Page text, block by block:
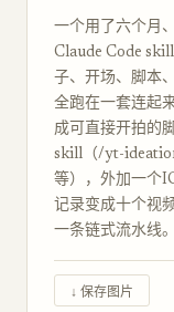
一个用了六个月
Claude Code
子、开场、脚本
全跑在一套连起
成可直接开拍的
skill（/yt-
等），外加一个
记录变成十个视
一条链式流水线。
↓ 保存图片